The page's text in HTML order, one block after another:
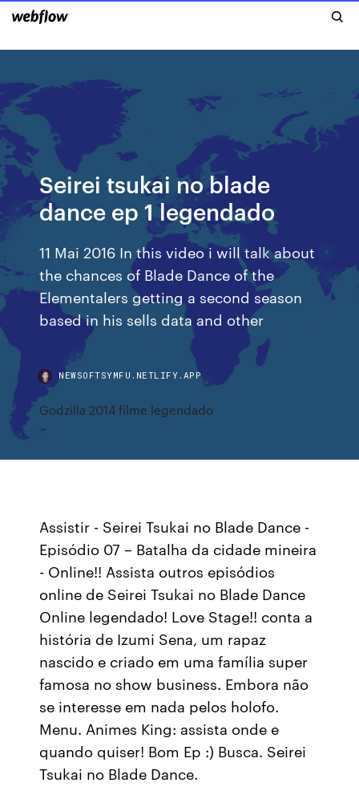
Seirei tsukai no blade
dance ep 1 legendado
11 Mai 2016 In this video i will talk about
the chances of Blade Dance of the
Elementalers getting a second season
based in his sells data and other
NEWSOFTSYMFU.NETLIFY.APP
Godzilla 2014 filme legendado
Assistir - Seirei Tsukai no Blade Dance -
Episódio 07 – Batalha da cidade mineira
- Online!! Assista outros episódios
online de Seirei Tsukai no Blade Dance
Online legendado! Love Stage!! conta a
história de Izumi Sena, um rapaz
nascido e criado em uma família super
famosa no show business. Embora não
se interesse em nada pelos holofo.
Menu. Animes King: assista onde e
quando quiser! Bom Ep :) Busca. Seirei
Tsukai no Blade Dance.